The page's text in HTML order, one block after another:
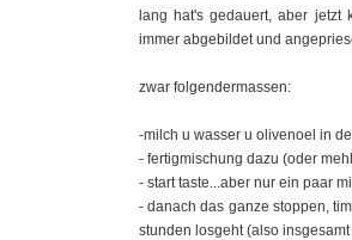
lang hat's gedauert, aber
immer abgebildet und
zwar folgendermassen:
-milch u wasser u olivenoel in
- fertigmischung dazu (oder
- start taste...aber nur ein paar
- danach das ganze stoppen,
stunden losgeht (also